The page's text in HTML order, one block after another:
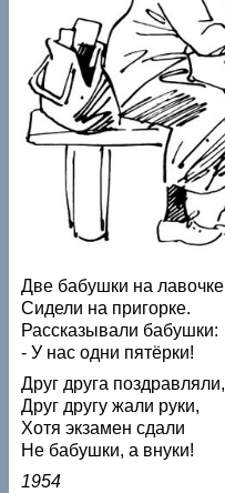
Две бабушки на лавочке
Сидели на пригорке.
Рассказывали бабушки:
- У нас одни пятёрки!
Друг друга поздравляли,
Друг другу жали руки,
Хотя экзамен сдали
Не бабушки, а внуки!
1954